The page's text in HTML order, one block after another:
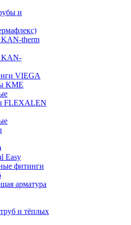
и
KAN-therm
KAN-
VIEGA
KME
FLEXALEN
Easy
фитинги
арматура
и тёплых